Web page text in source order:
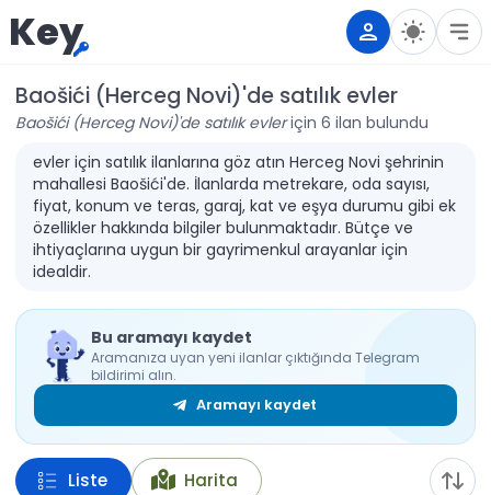
Key
Baošići (Herceg Novi)'de satılık evler
Baošići (Herceg Novi)'de satılık evleriçin 6 ilan bulundu
evler için satılık ilanlarına göz atın Herceg Novi şehrinin
mahallesi Baošići'de. İlanlarda metrekare, oda sayısı,
fiyat, konum ve teras, garaj, kat ve eşya durumu gibi ek
özellikler hakkında bilgiler bulunmaktadır. Bütçe ve
ihtiyaçlarına uygun bir gayrimenkul arayanlar için
idealdir.
Bu aramayı kaydet
Aramanıza uyan yeni ilanlar çıktığında Telegram
bildirimi alın.
Aramayı kaydet
Liste Harita